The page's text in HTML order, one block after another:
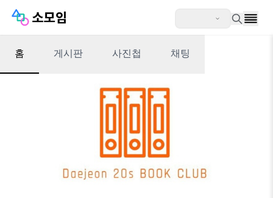
홈 게시판 사진첩 채팅